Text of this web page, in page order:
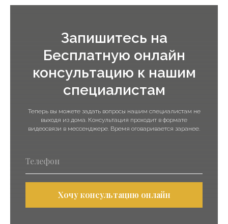
Запишитесь на
Бесплатную онлайн
консультацию к нашим
специалистам
Теперь вы можете задать вопросы нашим специалистам не
выходя из дома. Консультация проходит в формате
видеосвязи в мессенджере. Время оговаривается заранее.
Хочу консультацию онлайн